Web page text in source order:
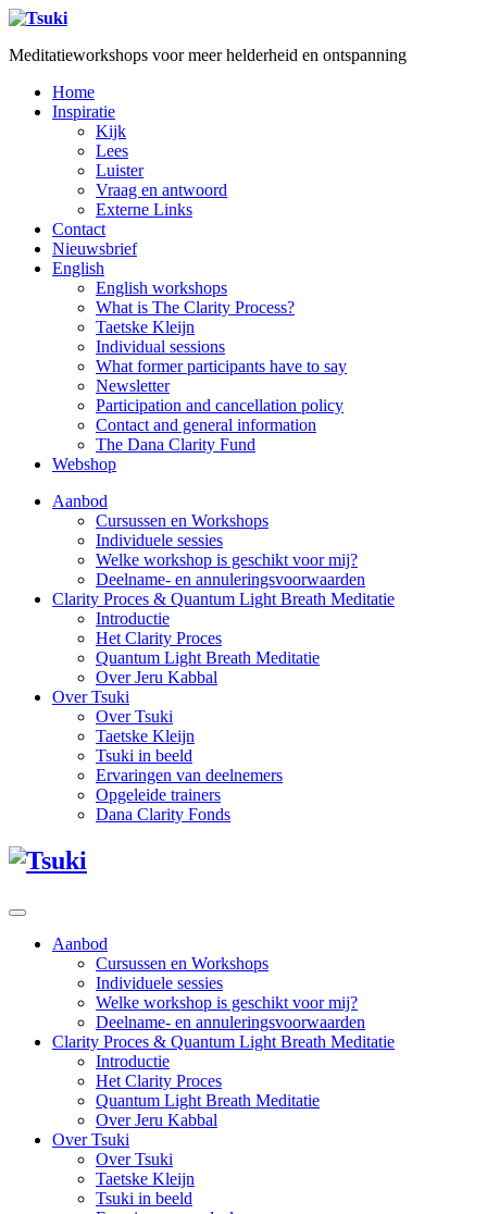
Meditatieworkshops voor meer helderheid en ontspanning
Home
Inspiratie
Kijk
Lees
Luister
Vraag en antwoord
Externe Links
Contact
Nieuwsbrief
English
English workshops
What is The Clarity Process?
Taetske Kleijn
Individual sessions
What former participants have to say
Newsletter
Participation and cancellation policy
Contact and general information
The Dana Clarity Fund
Webshop
Aanbod
Cursussen en Workshops
Individuele sessies
Welke workshop is geschikt voor mij?
Deelname- en annuleringsvoorwaarden
Clarity Proces & Quantum Light Breath Meditatie
Introductie
Het Clarity Proces
Quantum Light Breath Meditatie
Over Jeru Kabbal
Over Tsuki
Over Tsuki
Taetske Kleijn
Tsuki in beeld
Ervaringen van deelnemers
Opgeleide trainers
Dana Clarity Fonds
Aanbod
Cursussen en Workshops
Individuele sessies
Welke workshop is geschikt voor mij?
Deelname- en annuleringsvoorwaarden
Clarity Proces & Quantum Light Breath Meditatie
Introductie
Het Clarity Proces
Quantum Light Breath Meditatie
Over Jeru Kabbal
Over Tsuki
Over Tsuki
Taetske Kleijn
Tsuki in beeld